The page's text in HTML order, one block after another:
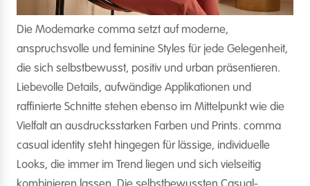
Die Modemarke comma setzt auf moderne,
anspruchsvolle und feminine Styles für jede Gelegenheit,
die sich selbstbewusst, positiv und urban präsentieren.
Liebevolle Details, aufwändige Applikationen und
raffinierte Schnitte stehen ebenso im Mittelpunkt wie die
Vielfalt an ausdrucksstarken Farben und Prints. comma
casual identity steht hingegen für lässige, individuelle
Looks, die immer im Trend liegen und sich vielseitig